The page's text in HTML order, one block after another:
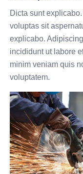
Dicta sunt
voluptas sit
explicabo.
incididunt ut labore
minim veniam quis
voluptatem.